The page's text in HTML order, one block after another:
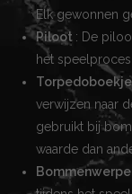
Elk gewonnen
Piloot : De
het
verwijzen naar
gebruikt bij
waarde dan